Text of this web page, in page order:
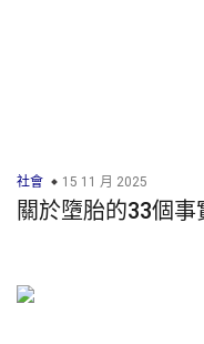
社會 15 11 月 2025
關於墮胎的33個事